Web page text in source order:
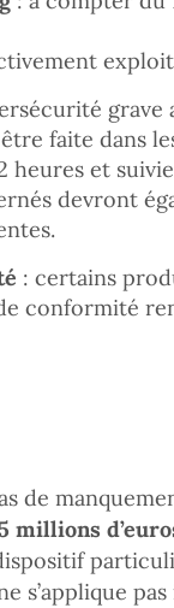
faite dans
heures et
devront
: certains
conformité
de
millions
s’applique